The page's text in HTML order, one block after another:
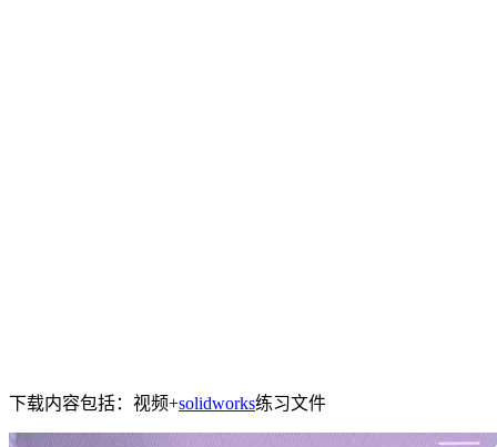
下载内容包括：视频+solidworks练习文件